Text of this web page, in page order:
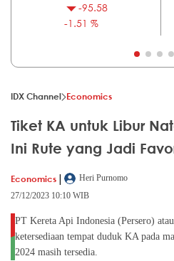
-95.58
-1.51 %
IDX Channel Economics
Tiket KA untuk Libur
Ini Rute yang Jadi
Economics |
Heri Purnomo
27/12/2023 10:10 WIB
PT Kereta Api Indonesia (Persero)
ketersediaan tempat duduk KA pada
2024 masih tersedia.